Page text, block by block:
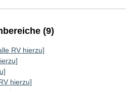
(9)
RV hierzu]
hierzu]